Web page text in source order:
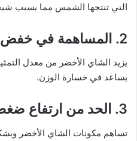
التي تنتجها الشمس مما يسبب
2. المساهمة في خفض الوزن
يزيد الشاي الأخضر من معدل
يساعد في خسارة الوزن.
3. الحد من ارتفاع ضغط الدم
تساهم مكونات الشاي الأخضر